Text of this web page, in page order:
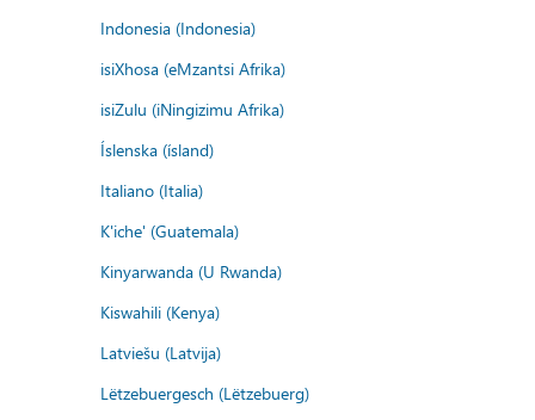
Indonesia (Indonesia)
isiXhosa (eMzantsi Afrika)
isiZulu (iNingizimu Afrika)
Íslenska (ísland)
Italiano (Italia)
K'iche' (Guatemala)
Kinyarwanda (U Rwanda)
Kiswahili (Kenya)
Latviešu (Latvija)
Lëtzebuergesch (Lëtzebuerg)